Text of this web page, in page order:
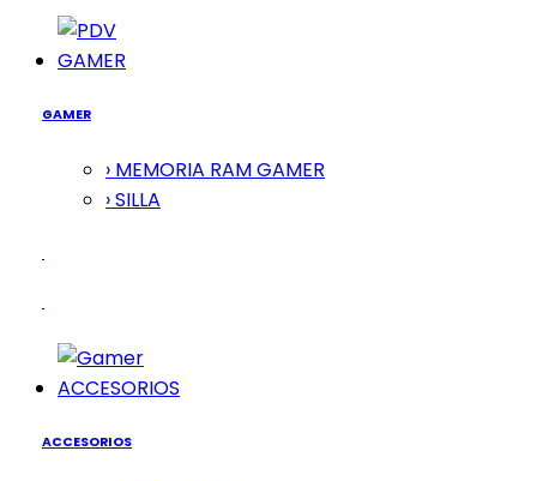
GAMER
GAMER
› MEMORIA RAM GAMER
› SILLA
ACCESORIOS
ACCESORIOS